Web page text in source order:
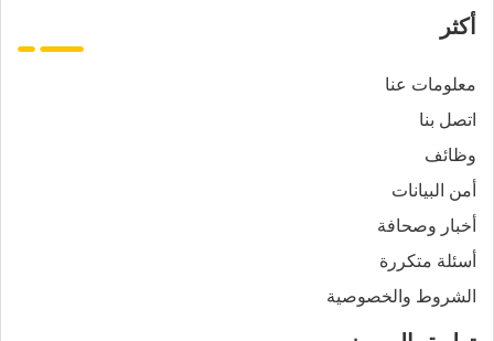
أكثر
معلومات عنا
اتصل بنا
وظائف
أمن البيانات
أخبار وصحافة
أسئلة متكررة
الشروط والخصوصية